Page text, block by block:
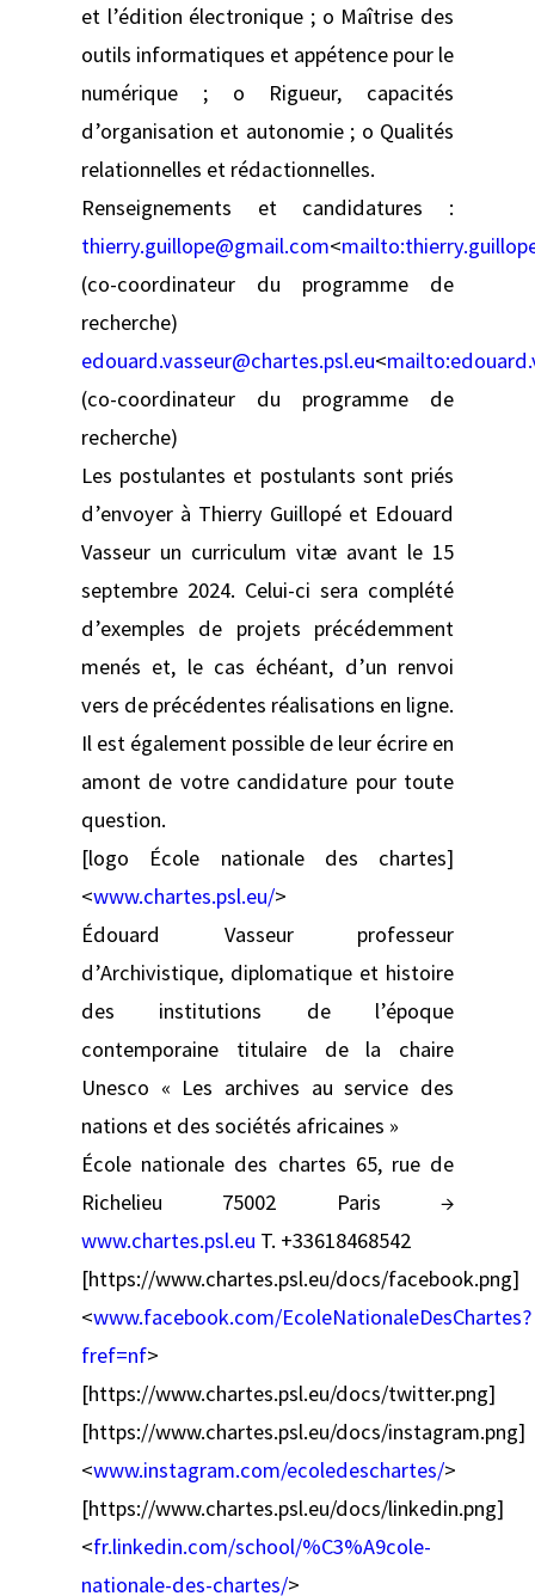
et l’édition électronique ; o Maîtrise des
outils informatiques et appétence pour le
numérique ; o Rigueur, capacités
d’organisation et autonomie ; o Qualités
relationnelles et rédactionnelles.
Renseignements et candidatures :
thierry.guillope@gmail.com<mailto:
(co-coordinateur du programme de
recherche)
edouard.vasseur@chartes.psl.eu<mailto:
(co-coordinateur du programme de
recherche)
Les postulantes et postulants sont priés
d’envoyer à Thierry Guillopé et Edouard
Vasseur un curriculum vitæ avant le 15
septembre 2024. Celui-ci sera complété
d’exemples de projets précédemment
menés et, le cas échéant, d’un renvoi
vers de précédentes réalisations en ligne.
Il est également possible de leur écrire en
amont de votre candidature pour toute
question.
[logo École nationale des chartes]
<www.chartes.psl.eu/>
Édouard Vasseur professeur
d’Archivistique, diplomatique et histoire
des institutions de l’époque
contemporaine titulaire de la chaire
Unesco « Les archives au service des
nations et des sociétés africaines »
École nationale des chartes 65, rue de
Richelieu 75002 Paris →
www.chartes.psl.eu T. +33618468542
[https://www.chartes.psl.eu/docs/facebook.png]
<www.facebook.com/EcoleNationaleDesChartes?
fref=nf>
[https://www.chartes.psl.eu/docs/twitter.png]
[https://www.chartes.psl.eu/docs/instagram.png]
<www.instagram.com/ecoledeschartes/>
[https://www.chartes.psl.eu/docs/linkedin.png]
<fr.linkedin.com/school/%C3%A9cole-
nationale-des-chartes/>